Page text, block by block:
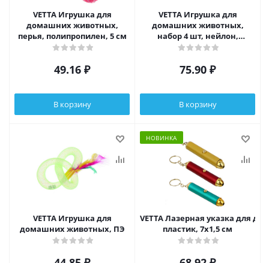
VETTA Игрушка для
домашних животных,
перья, полипропилен, 5 см
49.16 ₽
В корзину
VETTA Игрушка для
домашних животных,
набор 4 шт, нейлон,
пластмасса
75.90 ₽
В корзину
VETTA Игрушка для
домашних животных, ПЭ
НОВИНКА
VETTA Лазерная указка для
пластик, 7х1,5 см